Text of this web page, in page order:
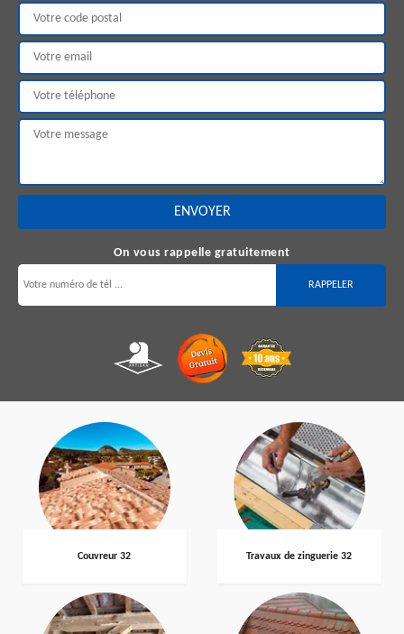
On vous rappelle gratuitement
Couvreur 32 Travaux de zinguerie 32